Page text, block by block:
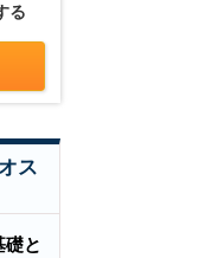
る
ス
礎と